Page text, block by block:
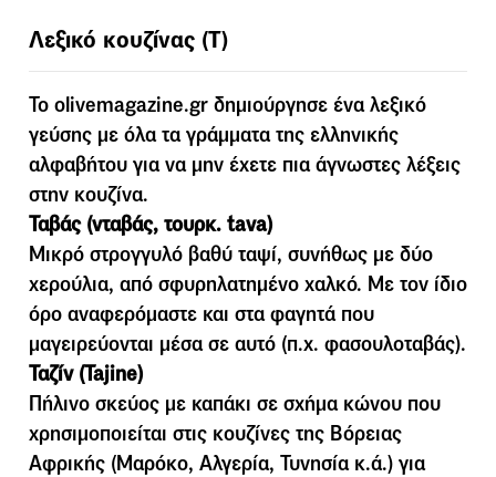
Λεξικό κουζίνας (Τ)
To olivemagazine.gr δημιούργησε ένα λεξικό
γεύσης με όλα τα γράμματα της ελληνικής
αλφαβήτου για να μην έχετε πια άγνωστες λέξεις
στην κουζίνα.
Ταβάς (νταβάς, τουρκ. tava)
Μικρό στρογγυλό βαθύ ταψί, συνήθως µε δύο
χερούλια, από σφυρηλατηµένο χαλκό. Με τον ίδιο
όρο αναφερόµαστε και στα φαγητά που
µαγειρεύονται µέσα σε αυτό (π.χ. φασουλοταβάς).
Ταζίν (Tajine)
Πήλινο σκεύος µε καπάκι σε σχήµα κώνου που
χρησιµοποιείται στις κουζίνες της Βόρειας
Αφρικής (Μαρόκο, Αλγερία, Τυνησία κ.ά.) για